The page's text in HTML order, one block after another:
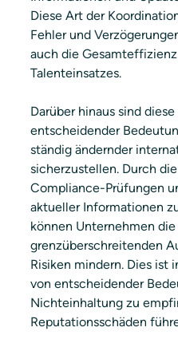
Diese Art der
Fehler und
auch die
Talenteinsatzes.
Darüber hinaus sind
entscheidender
ständig ändernder
sicherzustellen. Durch
Compliance-Prüfungen
aktueller Informationen
können Unternehmen
grenzüberschreitenden
Risiken mindern. Dies ist
von entscheidender
Nichteinhaltung zu
Reputationsschäden